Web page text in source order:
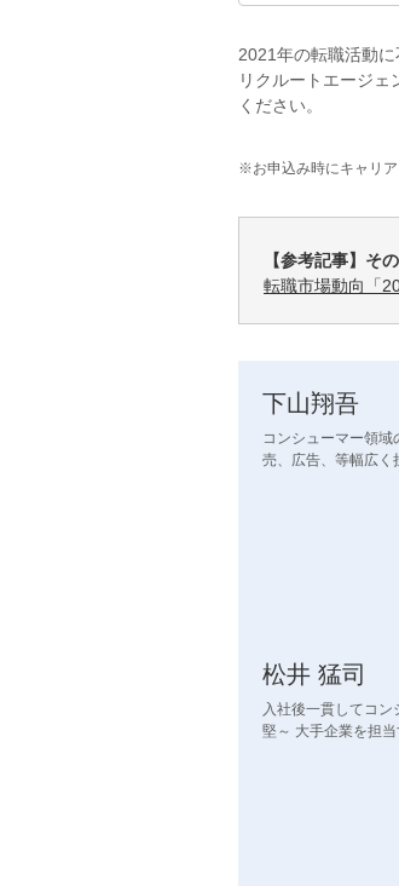
2021年の転職活動
リクルートエージ
ください。
※お申込み時にキャリ
【参考記事】そ
転職市場動向「
下山翔吾
コンシューマー領
売、広告、等幅広く
松井 猛司
入社後一貫してコ
堅～ 大手企業を担当